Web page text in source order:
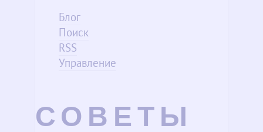
Блог
Поиск
RSS
Управление
СОВЕТЫ